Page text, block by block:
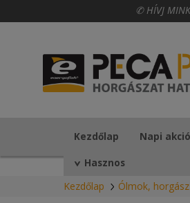
✆ HÍVJ
Kezdőlap Napi akció
Hasznos
Kezdőlap Ólmok,